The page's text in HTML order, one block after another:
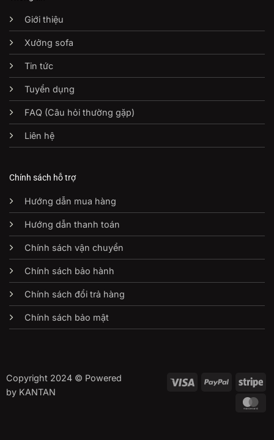
Giới thiệu
Xưởng sofa
Tin tức
Tuyển dụng
FAQ (Câu hỏi thường gặp)
Liên hệ
Chính sách hỗ trợ
Hướng dẫn mua hàng
Hướng dẫn thanh toán
Chính sách vận chuyển
Chính sách bảo hành
Chính sách đổi trả hàng
Chính sách bảo mật
Copyright 2024 © Powered
by KANTAN
Visa PayPal